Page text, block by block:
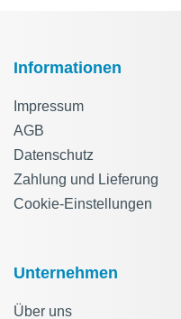
Informationen
Impressum
AGB
Datenschutz
Zahlung und Lieferung
Cookie-Einstellungen
Unternehmen
Über uns